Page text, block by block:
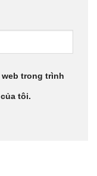
trong trình
tôi.